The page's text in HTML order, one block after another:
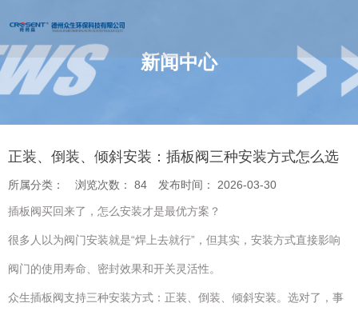
新闻中心
怎么选
正装、倒装、倾斜安装：插板阀三种安装方式怎么选
所属分类： 浏览次数： 84 发布时间： 2026-03-30
插板阀买回来了，怎么安装才是最优方案？
很多人以为阀门安装就是“焊上去就行”，但其实，安装方式直接影响
阀门的使用寿命、密封效果和开关灵活性。
众生插板阀支持三种安装方式：正装、倒装、倾斜安装。选对了，事